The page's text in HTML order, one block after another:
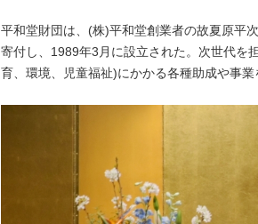
平和堂財団は、(株)平和堂創業者の故夏原平
寄付し、1989年3月に設立された。次世代を
育、環境、児童福祉)にかかる各種助成や事業